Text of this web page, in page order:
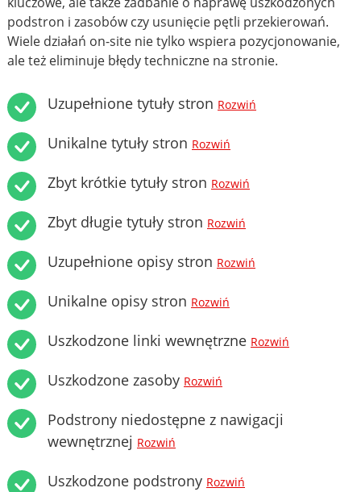
podstron i zasobów czy usunięcie pętli przekierowań.
Wiele działań on-site nie tylko wspiera pozycjonowanie,
ale też eliminuje błędy techniczne na stronie.
Uzupełnione tytuły stron Rozwiń
Unikalne tytuły stron Rozwiń
Zbyt krótkie tytuły stron Rozwiń
Zbyt długie tytuły stron Rozwiń
Uzupełnione opisy stron Rozwiń
Unikalne opisy stron Rozwiń
Uszkodzone linki wewnętrzne Rozwiń
Uszkodzone zasoby Rozwiń
Podstrony niedostępne z nawigacji
wewnętrznej Rozwiń
Uszkodzone podstrony Rozwiń